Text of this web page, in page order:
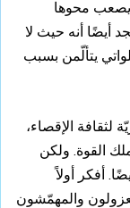
محوها
أيضًا أنه حيث لا
يتألّمن بسبب
لثقافة الإقصاء،
القوة. ولكن
أفكر أولاً
والمهمّشون